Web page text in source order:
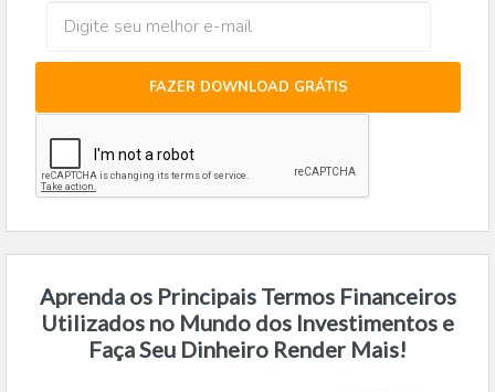
FAZER DOWNLOAD GRÁTIS
Aprenda os Principais Termos Financeiros
Utilizados no Mundo dos Investimentos e
Faça Seu Dinheiro Render Mais!